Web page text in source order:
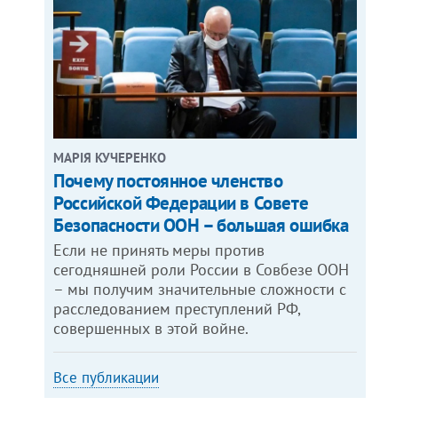
МАРІЯ КУЧЕРЕНКО
​Почему постоянное членство
Российской Федерации в Совете
Безопасности ООН – большая ошибка
Если не принять меры против
сегодняшней роли России в Совбезе ООН
– мы получим значительные сложности с
расследованием преступлений РФ,
совершенных в этой войне.
Все публикации